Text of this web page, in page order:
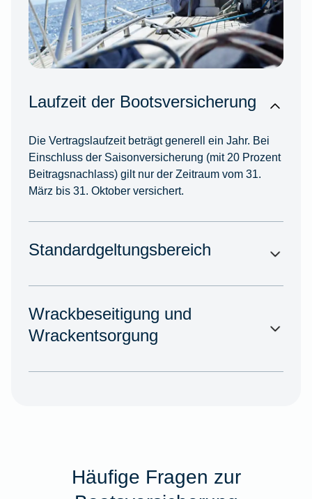
Laufzeit der Bootsversicherung
Die Vertragslaufzeit beträgt generell ein Jahr. Bei
Einschluss der Saisonversicherung (mit 20 Prozent
Beitragsnachlass) gilt nur der Zeitraum vom 31.
März bis 31. Oktober versichert.
Standardgeltungsbereich
Wrackbeseitigung und
Wrackentsorgung
Häufige Fragen zur